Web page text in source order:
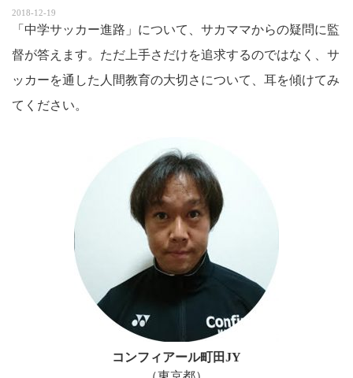
2018-12-19
「中学サッカー進路」について、サカママからの疑問に監
督が答えます。ただ上手さだけを追求するのではなく、サ
ッカーを通した人間教育の大切さについて、耳を傾けてみ
てください。
コンフィアール町田JY